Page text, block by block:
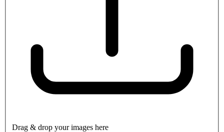
Drag & drop your images here